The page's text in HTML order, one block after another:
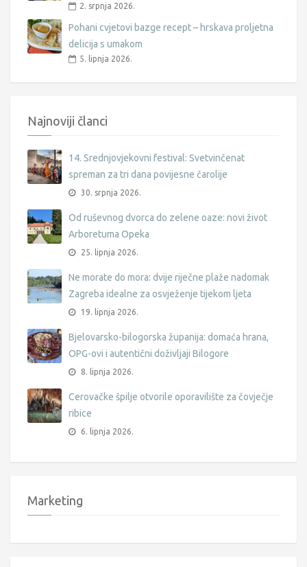
2. srpnja 2026.
Pohani cvjetovi bazge recept – hrskava proljetna
delicija s umakom
5. lipnja 2026.
Najnoviji članci
14. Srednjovjekovni festival: Svetvinčenat
spreman za tri dana povijesne čarolije
30. srpnja 2026.
Od ruševnog dvorca do zelene oaze: novi život
Arboretuma Opeka
25. lipnja 2026.
Ne morate do mora: dvije riječne plaže nadomak
Zagreba idealne za osvježenje tijekom ljeta
19. lipnja 2026.
Bjelovarsko-bilogorska županija: domaća hrana,
OPG-ovi i autentični doživljaji Bilogore
8. lipnja 2026.
Cerovačke špilje otvorile oporavilište za čovječje
ribice
6. lipnja 2026.
Marketing